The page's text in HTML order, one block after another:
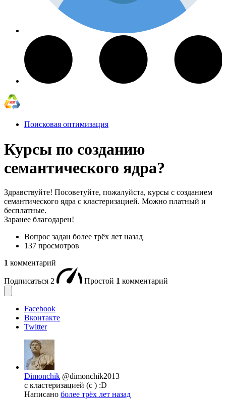
Поисковая оптимизация
Курсы по созданию
семантического ядра?
Здравствуйте! Посоветуйте, пожалуйста, курсы с созданием
семантического ядра с кластеризацией. Можно платный и
бесплатные.
Заранее благодарен!
Вопрос задан более трёх лет назад
137 просмотров
1 комментарий
Подписаться 2 Простой 1 комментарий
Facebook
Вконтакте
Twitter
Dimonchik @dimonchik2013
с кластеризацией (с ) :D
Написано более трёх лет назад